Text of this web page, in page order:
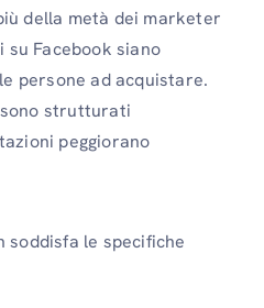
della metà dei marketer
Facebook siano
persone ad acquistare.
sono strutturati
peggiorano
soddisfa le specifiche